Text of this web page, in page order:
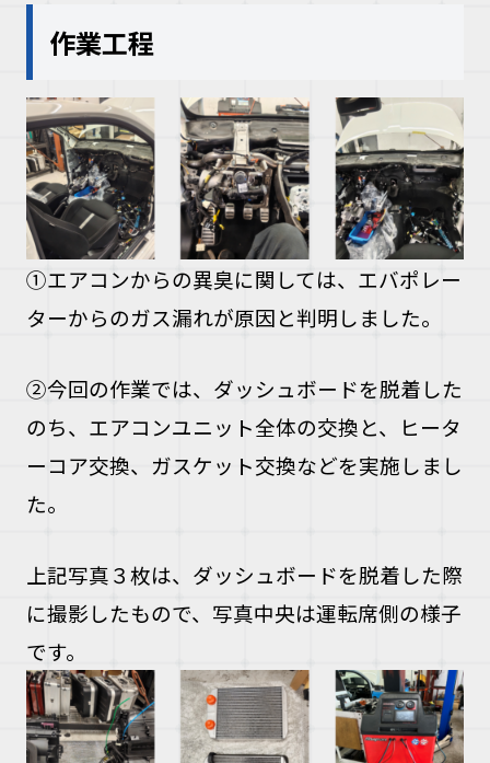
作業工程
①エアコンからの異臭に関しては、エバポレー
ターからのガス漏れが原因と判明しました。
②今回の作業では、ダッシュボードを脱着した
のち、エアコンユニット全体の交換と、ヒータ
ーコア交換、ガスケット交換などを実施しまし
た。
上記写真３枚は、ダッシュボードを脱着した際
に撮影したもので、写真中央は運転席側の様子
です。